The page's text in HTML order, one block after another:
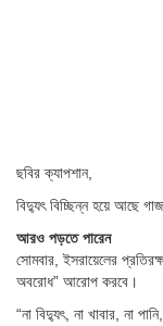
ছবির ক্যাপশান,
বিদ্যুৎ বিচ্ছিন্ন হয়ে আছে
আরও পড়তে পারেন
সোমবার, ইসরায়েলের
অবরোধ” আরোপ করবে।
“না বিদ্যুৎ, না খাবার, না